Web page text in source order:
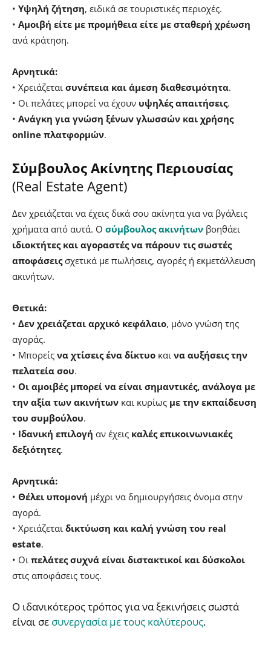
• Υψηλή ζήτηση, ειδικά σε τουριστικές περιοχές.
• Αμοιβή είτε με προμήθεια είτε με σταθερή χρέωση
ανά κράτηση.
Αρνητικά:
• Χρειάζεται συνέπεια και άμεση διαθεσιμότητα.
• Οι πελάτες μπορεί να έχουν υψηλές απαιτήσεις.
• Ανάγκη για γνώση ξένων γλωσσών και χρήσης
online πλατφορμών.
Σύμβουλος Ακίνητης Περιουσίας
(Real Estate Agent)
Δεν χρειάζεται να έχεις δικά σου ακίνητα για να βγάλεις
χρήματα από αυτά. Ο σύμβουλος ακινήτων βοηθάει
ιδιοκτήτες και αγοραστές να πάρουν τις σωστές
αποφάσειςσχετικά με πωλήσεις, αγορές ή εκμετάλλευση
ακινήτων.
Θετικά:
• Δεν χρειάζεται αρχικό κεφάλαιο, μόνο γνώση της
αγοράς.
• Μπορείς να χτίσεις ένα δίκτυο και να αυξήσεις την
πελατεία σου.
• Οι αμοιβές μπορεί να είναι σημαντικές, ανάλογα με
την αξία των ακινήτων και κυρίως με την εκπαίδευση
του συμβούλου.
• Ιδανική επιλογή αν έχεις καλές επικοινωνιακές
δεξιότητες.
Αρνητικά:
• Θέλει υπομονή μέχρι να δημιουργήσεις όνομα στην
αγορά.
• Χρειάζεται δικτύωση και καλή γνώση του real
estate.
• Οι πελάτες συχνά είναι διστακτικοί και δύσκολοι
στις αποφάσεις τους.
Ο ιδανικότερος τρόπος για να ξεκινήσεις σωστά
είναι σε συνεργασία με τους καλύτερους.